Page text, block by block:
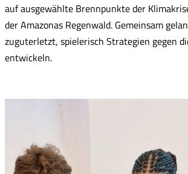
auf ausgewählte Brennpunkte der
der Amazonas Regenwald. Gemeinsam
zuguterletzt, spielerisch Strategien gegen
entwickeln.